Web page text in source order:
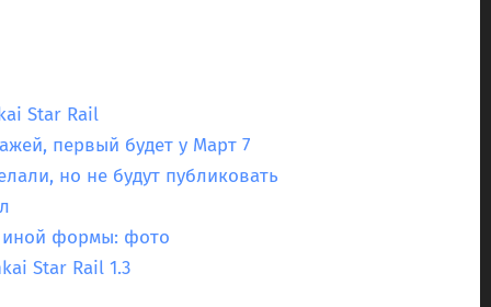
Star Rail
первый будет у Март 7
но не будут публиковать
иной формы: фото
Star Rail 1.3